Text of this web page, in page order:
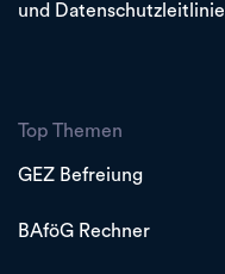
und Datenschutzleitlinie
Top Themen
GEZ Befreiung
BAföG Rechner